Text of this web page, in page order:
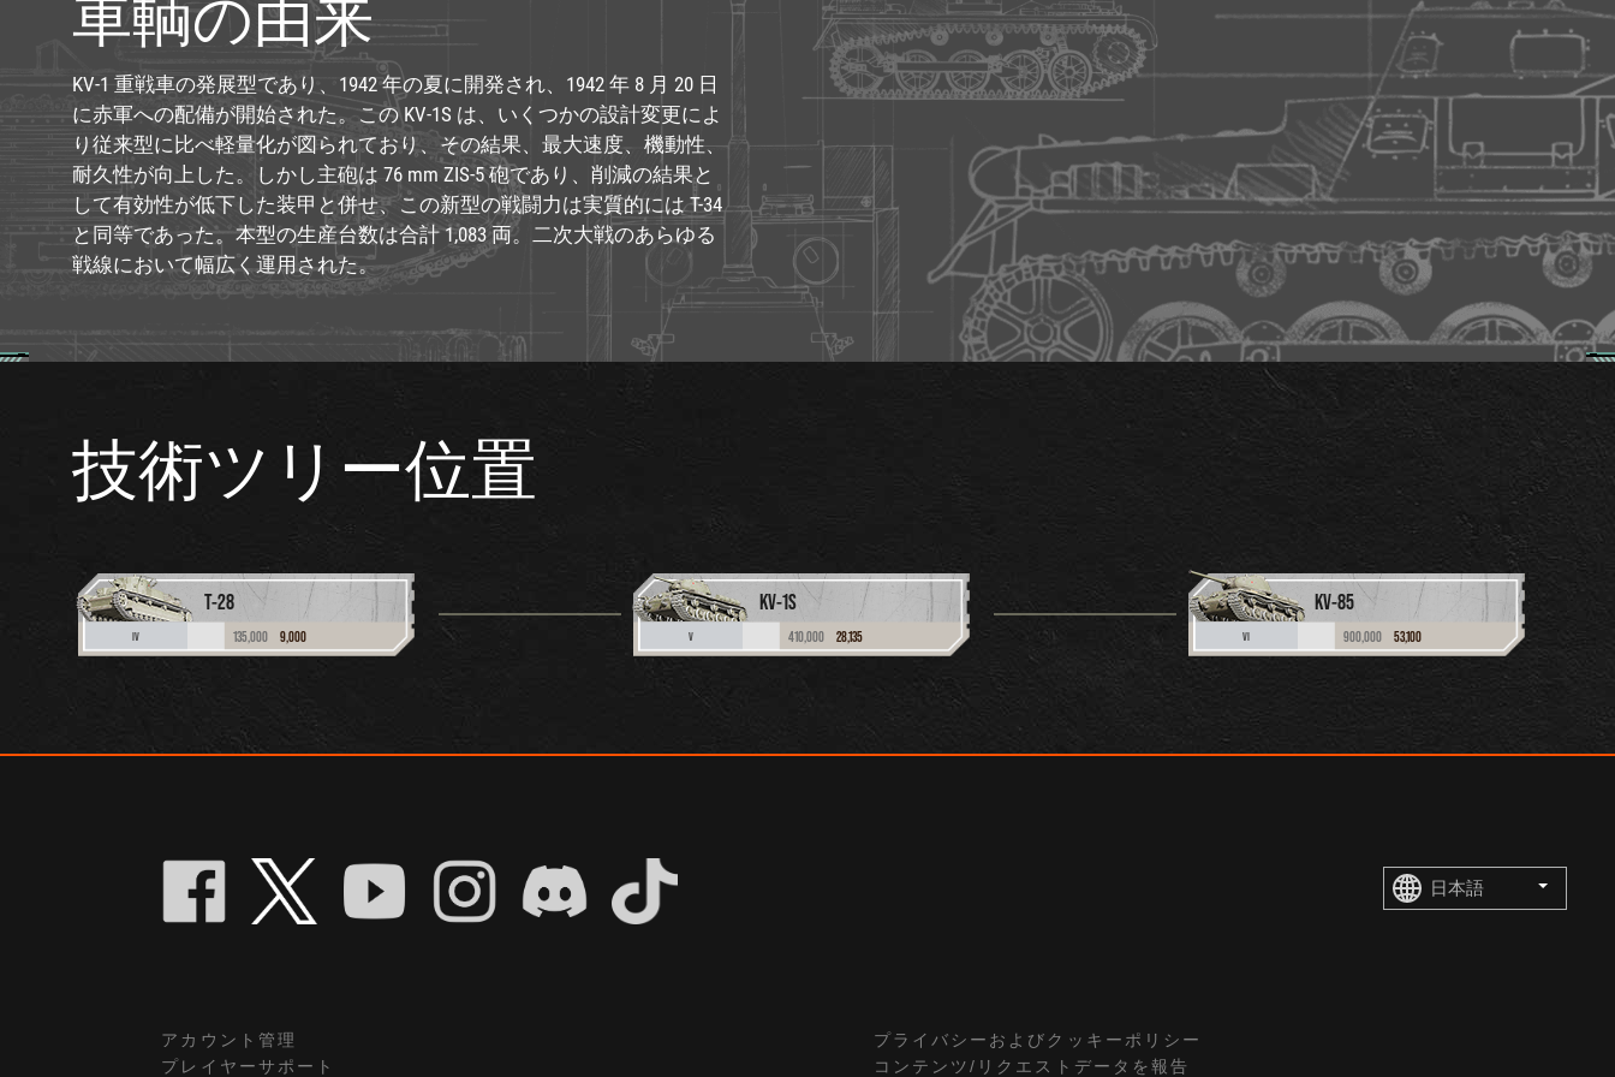
車輌の由来
KV-1 重戦車の発展型であり、1942 年の夏に開発され、1942 年 8 月 20 日
に赤軍への配備が開始された。この KV-1S は、いくつかの設計変更によ
り従来型に比べ軽量化が図られており、その結果、最大速度、機動性、
耐久性が向上した。しかし主砲は 76 mm ZIS-5 砲であり、削減の結果と
して有効性が低下した装甲と併せ、この新型の戦闘力は実質的には T-34
と同等であった。本型の生産台数は合計 1,083 両。二次大戦のあらゆる
戦線において幅広く運用された。
技術ツリー位置
T-28
IV 135,000 9,000
KV-1S
V 410,000 28,135
KV-85
VI 900,000 53,100
アカウント管理
プレイヤーサポート
プライバシーおよびクッキーポリシー
コンテンツ/リクエストデータを報告